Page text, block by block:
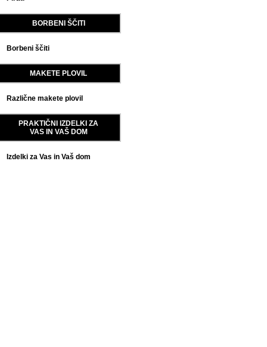
BORBENI ŠČITI
Borbeni ščiti
MAKETE PLOVIL
Različne makete plovil
PRAKTIČNI IZDELKI ZA
VAS IN VAŠ DOM
Izdelki za Vas in Vaš dom